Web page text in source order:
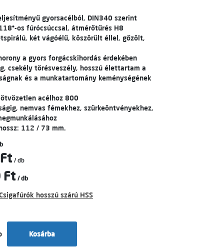
gyorsacélból, DIN340 szerint
os fúrócsúccsal, átmérőtűrés H8
két vágóélű, köszörült éllel, gőzölt,
a gyors forgácskihordás érdekében
csekély törésveszély, hosszú élettartam a
és a munkatartomány keménységének
acélhoz 800
nemvas fémekhez, szürkeöntvényekhez,
112 / 73 mm.
/ db
Ft / db
hosszú szárú HSS
Kosárba